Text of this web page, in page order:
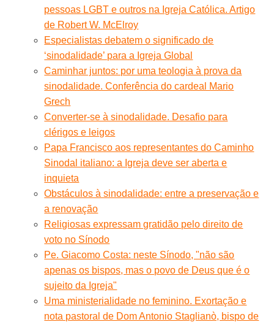
pessoas LGBT e outros na Igreja Católica. Artigo
de Robert W. McElroy
Especialistas debatem o significado de
‘sinodalidade’ para a Igreja Global
Caminhar juntos: por uma teologia à prova da
sinodalidade. Conferência do cardeal Mario
Grech
Converter-se à sinodalidade. Desafio para
clérigos e leigos
Papa Francisco aos representantes do Caminho
Sinodal italiano: a Igreja deve ser aberta e
inquieta
Obstáculos à sinodalidade: entre a preservação e
a renovação
Religiosas expressam gratidão pelo direito de
voto no Sínodo
Pe. Giacomo Costa: neste Sínodo, "não são
apenas os bispos, mas o povo de Deus que é o
sujeito da Igreja"
Uma ministerialidade no feminino. Exortação e
nota pastoral de Dom Antonio Staglianò, bispo de